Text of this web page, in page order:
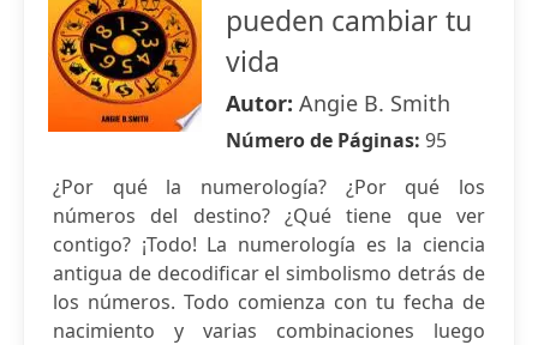
pueden cambiar tu
vida
Autor: Angie B. Smith
Número de Páginas: 95
¿Por qué la numerología? ¿Por qué los
números del destino? ¿Qué tiene que ver
contigo? ¡Todo! La numerología es la ciencia
antigua de decodificar el simbolismo detrás de
los números. Todo comienza con tu fecha de
nacimiento y varias combinaciones luego